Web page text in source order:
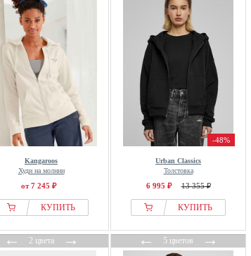
Kangaroos
Худи на молнии
от 7 245 ₽
КУПИТЬ
-48%
Urban Classics
Толстовка
6 995 ₽ 13 355 ₽
КУПИТЬ
←2 цвета→ ←5 цветов→